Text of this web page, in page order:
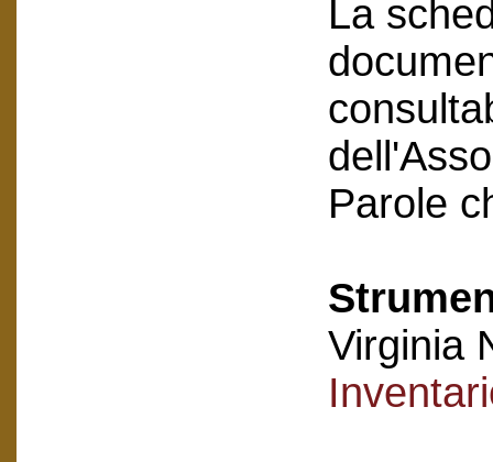
La
Parole
Virginia